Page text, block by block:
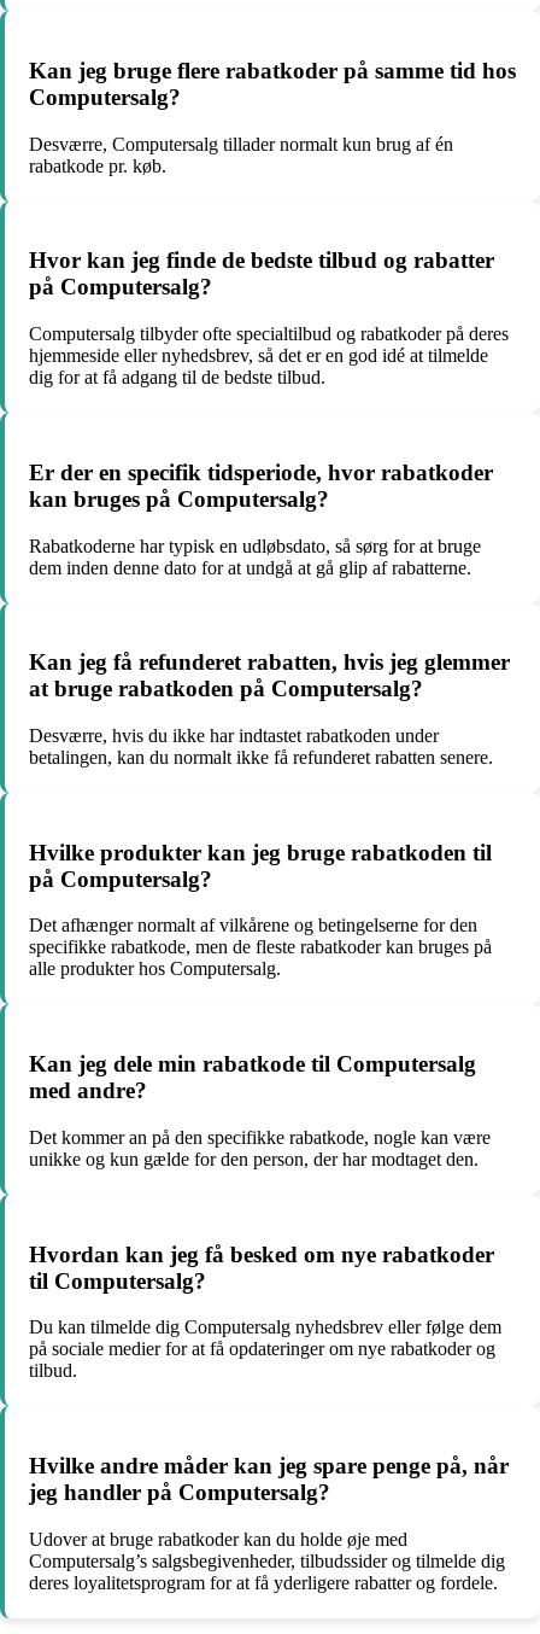
Kan jeg bruge flere rabatkoder på samme tid hos
Computersalg?
Desværre, Computersalg tillader normalt kun brug af én
rabatkode pr. køb.
Hvor kan jeg finde de bedste tilbud og rabatter
på Computersalg?
Computersalg tilbyder ofte specialtilbud og rabatkoder på deres
hjemmeside eller nyhedsbrev, så det er en god idé at tilmelde
dig for at få adgang til de bedste tilbud.
Er der en specifik tidsperiode, hvor rabatkoder
kan bruges på Computersalg?
Rabatkoderne har typisk en udløbsdato, så sørg for at bruge
dem inden denne dato for at undgå at gå glip af rabatterne.
Kan jeg få refunderet rabatten, hvis jeg glemmer
at bruge rabatkoden på Computersalg?
Desværre, hvis du ikke har indtastet rabatkoden under
betalingen, kan du normalt ikke få refunderet rabatten senere.
Hvilke produkter kan jeg bruge rabatkoden til
på Computersalg?
Det afhænger normalt af vilkårene og betingelserne for den
specifikke rabatkode, men de fleste rabatkoder kan bruges på
alle produkter hos Computersalg.
Kan jeg dele min rabatkode til Computersalg
med andre?
Det kommer an på den specifikke rabatkode, nogle kan være
unikke og kun gælde for den person, der har modtaget den.
Hvordan kan jeg få besked om nye rabatkoder
til Computersalg?
Du kan tilmelde dig Computersalg nyhedsbrev eller følge dem
på sociale medier for at få opdateringer om nye rabatkoder og
tilbud.
Hvilke andre måder kan jeg spare penge på, når
jeg handler på Computersalg?
Udover at bruge rabatkoder kan du holde øje med
Computersalg’s salgsbegivenheder, tilbudssider og tilmelde dig
deres loyalitetsprogram for at få yderligere rabatter og fordele.